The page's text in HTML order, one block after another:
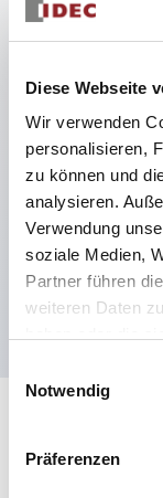
Diese Webseite
Wir verwenden
personalisieren,
zu können und
analysieren.
Verwendung
soziale Medien,
Partner führen
weiteren Daten
Notwendig
Präferenzen
Hauptmerkmale
SPDT, DPDT,
Hohe
Auswahl
Optionen
Fassung